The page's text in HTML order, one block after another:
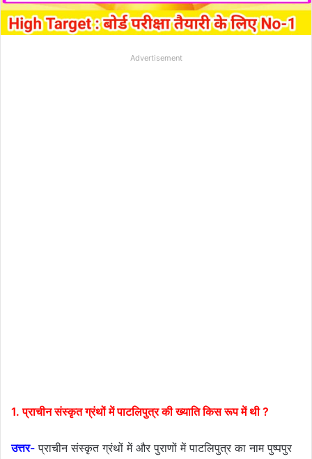
Advertisement
1. प्राचीन संस्कृत ग्रंथों में पाटलिपुत्र की ख्याति किस रूप में थी ?
उत्तर- प्राचीन संस्कृत ग्रंथों में और पुराणों में पाटलिपुत्र का नाम पुष्पपुर